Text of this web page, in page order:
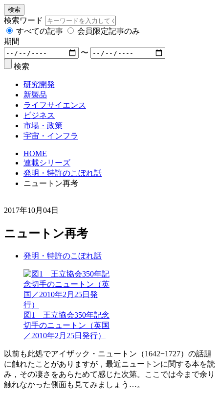
検索
検索ワード
すべての記事
会員限定記事のみ
期間
〜
検索
研究開発
新製品
ライフサイエンス
ビジネス
市場・政策
宇宙・インフラ
HOME
連載シリーズ
発明・特許のこぼれ話
ニュートン再考
2017年10月04日
ニュートン再考
発明・特許のこぼれ話
図1 王立協会350年記念
切手のニュートン（英国
／2010年2月25日発行）
以前も此処でアイザック・ニュートン（1642−1727）の話題
に触れたことがありますが，最近ニュートンに関する本を読
み，その凄さをあらためて感じた次第。ここでは今まで余り
触れなかった側面も見てみましょう…。